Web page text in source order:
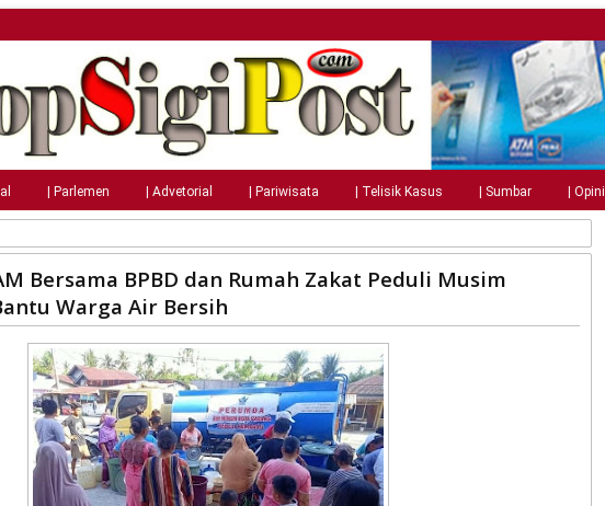
| Parlemen | Advetorial | Pariwisata | Telisik Kasus | Sumbar | Opini
Bersama BPBD dan Rumah Zakat Peduli Musim
Warga Air Bersih